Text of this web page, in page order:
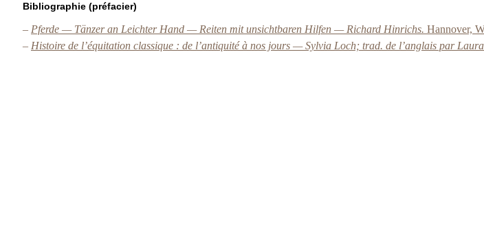
Bibliographie (préfacier)
– Pferde — Tänzer an Leichter Hand — Reiten mit unsichtbaren Hilfen — Richard Hinrichs. Hannover,
– Histoire de l’équitation classique : de l’antiquité à nos jours — Sylvia Loch; trad. de l’anglais par